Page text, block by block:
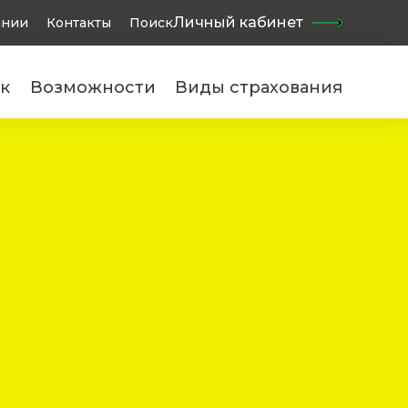
Контакты Поиск Найти
Личный кабинет
Возможности Виды страхования